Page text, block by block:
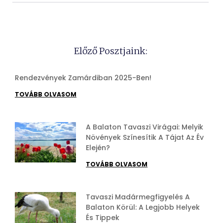
Előző Posztjaink:
Rendezvények Zamárdiban 2025-Ben!
TOVÁBB OLVASOM
A Balaton Tavaszi Virágai: Melyik
Növények Színesítik A Tájat Az Év
Elején?
TOVÁBB OLVASOM
Tavaszi Madármegfigyelés A
Balaton Körül: A Legjobb Helyek
És Tippek